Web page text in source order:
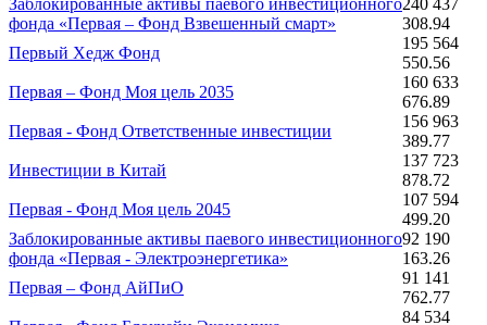
Заблокированные активы паевого инвестиционного
фонда «Первая – Фонд Взвешенный смарт»
240 437
308.94
Первый Хедж Фонд
195 564
550.56
Первая – Фонд Моя цель 2035
160 633
676.89
Первая - Фонд Ответственные инвестиции
156 963
389.77
Инвестиции в Китай
137 723
878.72
Первая - Фонд Моя цель 2045
107 594
499.20
Заблокированные активы паевого инвестиционного
фонда «Первая - Электроэнергетика»
92 190
163.26
Первая – Фонд АйПиО
91 141
762.77
84 534